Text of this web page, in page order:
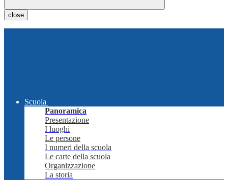
close
Scuola
Panoramica
Presentazione
I luoghi
Le persone
I numeri della scuola
Le carte della scuola
Organizzazione
La storia